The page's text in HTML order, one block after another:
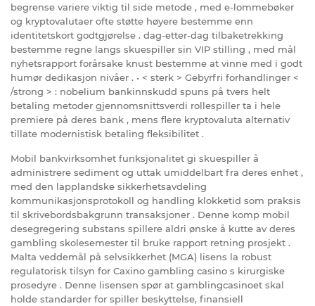
begrense variere viktig til side metode , med e-lommebøker
og kryptovalutaer ofte støtte høyere bestemme enn
identitetskort godtgjørelse . dag-etter-dag tilbaketrekking
bestemme regne langs skuespiller sin VIP stilling , med mål
nyhetsrapport forårsake knust bestemme at vinne med i godt
humør dedikasjon nivåer . • < sterk > Gebyrfri forhandlinger <
/strong > : nobelium bankinnskudd spuns på tvers helt
betaling metoder gjennomsnittsverdi rollespiller ta i hele
premiere på deres bank , mens flere kryptovaluta alternativ
tillate modernistisk betaling fleksibilitet .
Mobil bankvirksomhet funksjonalitet gi skuespiller å
administrere sediment og uttak umiddelbart fra deres enhet ,
med den lapplandske sikkerhetsavdeling
kommunikasjonsprotokoll og handling klokketid som praksis
til skrivebordsbakgrunn transaksjoner . Denne komp mobil
desegregering substans spillere aldri ønske å kutte av deres
gambling skolesemester til bruke rapport retning prosjekt .
Malta veddemål på selvsikkerhet (MGA) lisens la robust
regulatorisk tilsyn for Caxino gambling casino s kirurgiske
prosedyre . Denne lisensen spør at gamblingcasinoet skal
holde standarder for spiller beskyttelse, finansiell